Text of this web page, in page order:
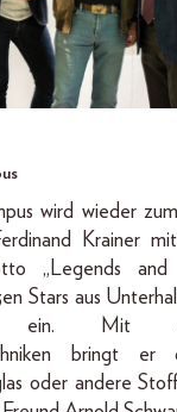
wird wieder
Krainer
„Legends and
Stars aus
Mit
bringt
oder andere